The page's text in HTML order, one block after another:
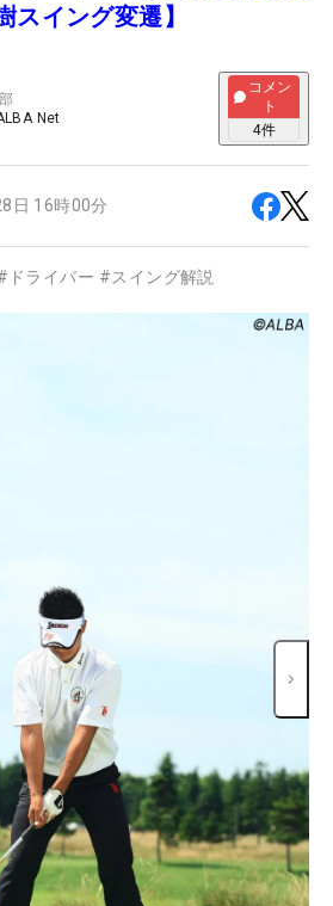
スイング変遷】
Net
コメン
ト
4件
日 16時00分
ドライバー #スイング解説